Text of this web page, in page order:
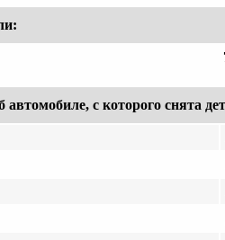
с которого снята